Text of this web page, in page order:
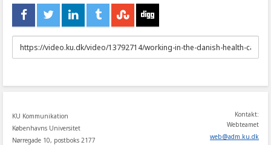
URL
to
KU Kommunikation
Københavns Universitet
Nørregade 10, postboks 2177
Kontakt:
Webteamet
web@adm.ku.dk